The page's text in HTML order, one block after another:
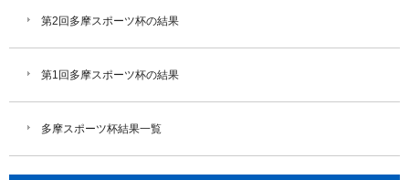
第2回多摩スポーツ杯の結果
第1回多摩スポーツ杯の結果
多摩スポーツ杯結果一覧